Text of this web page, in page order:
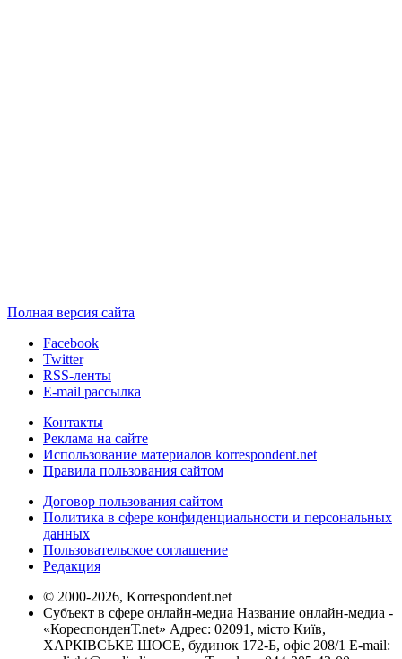
Полная версия сайта
Facebook
Twitter
RSS-ленты
E-mail рассылка
Контакты
Реклама на сайте
Использование материалов korrespondent.net
Правила пользования сайтом
Договор пользования сайтом
Политика в сфере конфиденциальности и персональных
данных
Пользовательское соглашение
Редакция
© 2000-2026, Korrespondent.net
Субъект в сфере онлайн-медиа Название онлайн-медиа -
«КореспонденТ.net» Адрес: 02091, місто Київ,
ХАРКІВСЬКЕ ШОСЕ, будинок 172-Б, офіс 208/1 E-mail: